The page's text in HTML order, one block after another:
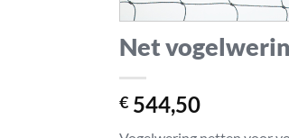
Net
€ 544,50